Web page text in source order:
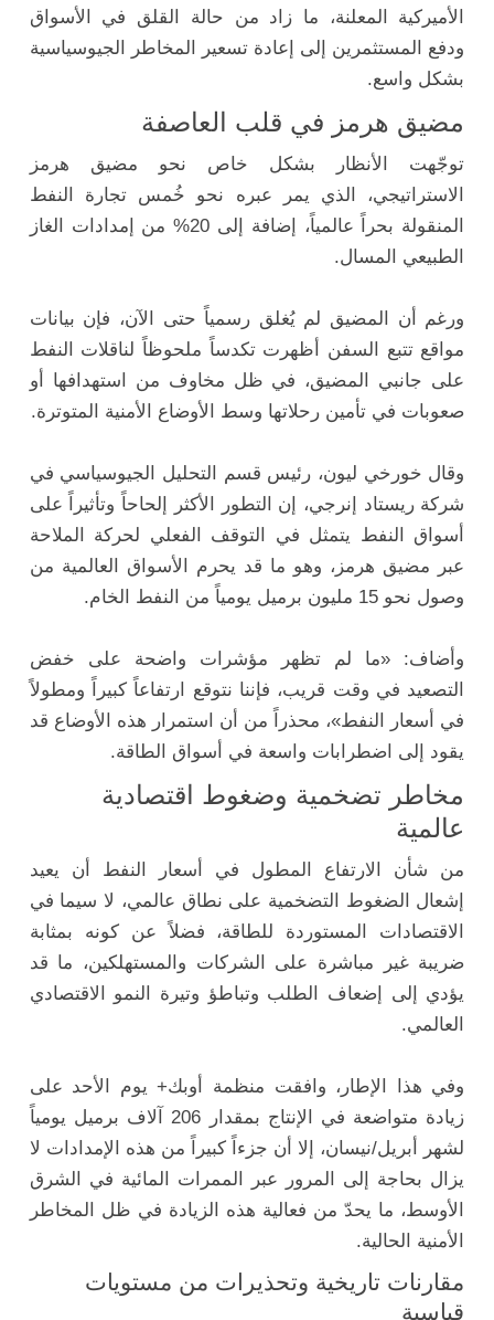
الأميركية المعلنة، ما زاد من حالة القلق في الأسواق
ودفع المستثمرين إلى إعادة تسعير المخاطر الجيوسياسية
بشكل واسع.
مضيق هرمز في قلب العاصفة
توجّهت الأنظار بشكل خاص نحو مضيق هرمز
الاستراتيجي، الذي يمر عبره نحو خُمس تجارة النفط
المنقولة بحراً عالمياً، إضافة إلى 20% من إمدادات الغاز
الطبيعي المسال.
ورغم أن المضيق لم يُغلق رسمياً حتى الآن، فإن بيانات
مواقع تتبع السفن أظهرت تكدساً ملحوظاً لناقلات النفط
على جانبي المضيق، في ظل مخاوف من استهدافها أو
صعوبات في تأمين رحلاتها وسط الأوضاع الأمنية المتوترة.
وقال خورخي ليون، رئيس قسم التحليل الجيوسياسي في
شركة ريستاد إنرجي، إن التطور الأكثر إلحاحاً وتأثيراً على
أسواق النفط يتمثل في التوقف الفعلي لحركة الملاحة
عبر مضيق هرمز، وهو ما قد يحرم الأسواق العالمية من
وصول نحو 15 مليون برميل يومياً من النفط الخام.
وأضاف: «ما لم تظهر مؤشرات واضحة على خفض
التصعيد في وقت قريب، فإننا نتوقع ارتفاعاً كبيراً ومطولاً
في أسعار النفط»، محذراً من أن استمرار هذه الأوضاع قد
يقود إلى اضطرابات واسعة في أسواق الطاقة.
مخاطر تضخمية وضغوط اقتصادية
عالمية
من شأن الارتفاع المطول في أسعار النفط أن يعيد
إشعال الضغوط التضخمية على نطاق عالمي، لا سيما في
الاقتصادات المستوردة للطاقة، فضلاً عن كونه بمثابة
ضريبة غير مباشرة على الشركات والمستهلكين، ما قد
يؤدي إلى إضعاف الطلب وتباطؤ وتيرة النمو الاقتصادي
العالمي.
وفي هذا الإطار، وافقت منظمة أوبك+ يوم الأحد على
زيادة متواضعة في الإنتاج بمقدار 206 آلاف برميل يومياً
لشهر أبريل/نيسان، إلا أن جزءاً كبيراً من هذه الإمدادات لا
يزال بحاجة إلى المرور عبر الممرات المائية في الشرق
الأوسط، ما يحدّ من فعالية هذه الزيادة في ظل المخاطر
الأمنية الحالية.
مقارنات تاريخية وتحذيرات من مستويات
قياسية